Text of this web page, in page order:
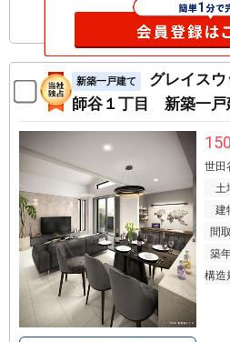
新築一戸建て
グレイス
師谷１丁目 新築一戸
世田
土
建
間
築
構造